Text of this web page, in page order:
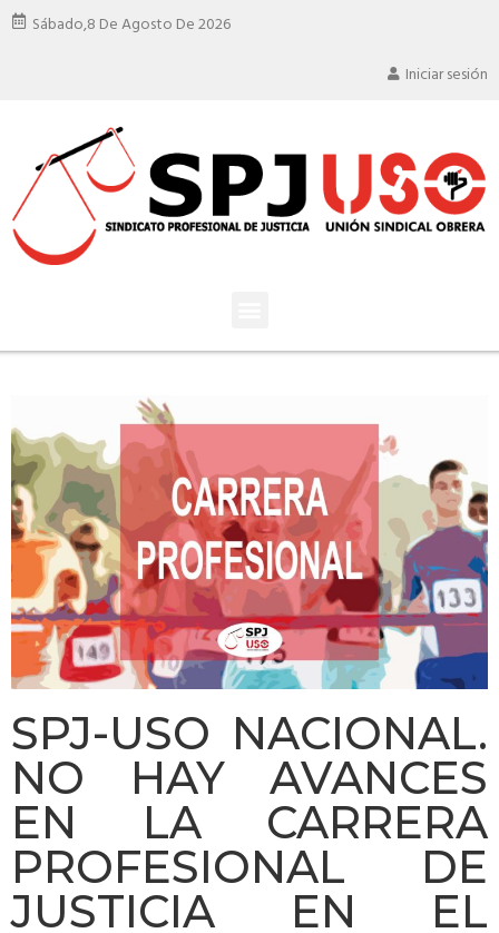
Sábado,8 De Agosto De 2026
Iniciar sesión
SPJ-USO NACIONAL.
NO HAY AVANCES
EN LA CARRERA
PROFESIONAL DE
JUSTICIA EN EL